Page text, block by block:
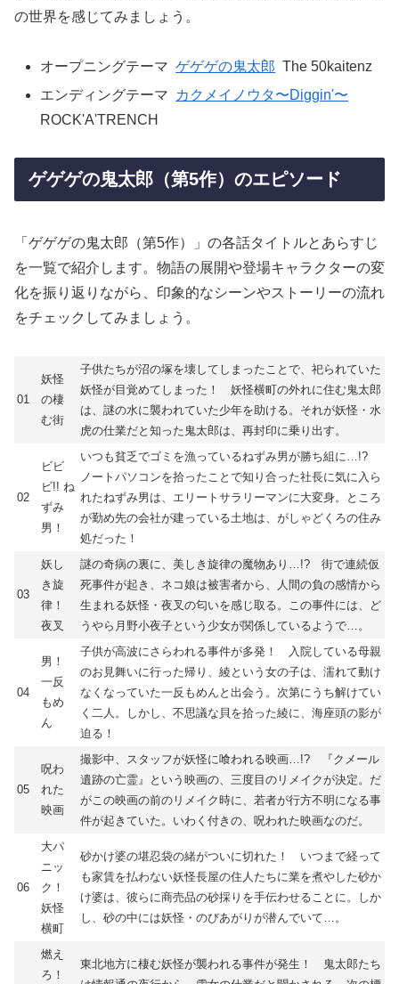
の世界を感じてみましょう。
オープニングテーマ ゲゲゲの鬼太郎 The 50kaitenz
エンディングテーマ
カクメイノウタ〜Diggin'〜
ROCK'A'TRENCH
ゲゲゲの鬼太郎（第5作）のエピソード
「ゲゲゲの鬼太郎（第5作）」の各話タイトルとあらすじ
を一覧で紹介します。物語の展開や登場キャラクターの変
化を振り返りながら、印象的なシーンやストーリーの流れ
をチェックしてみましょう。
01
妖怪
の棲
む街
子供たちが沼の塚を壊してしまったことで、祀られていた
妖怪が目覚めてしまった！ 妖怪横町の外れに住む鬼太郎
は、謎の水に襲われていた少年を助ける。それが妖怪・水
虎の仕業だと知った鬼太郎は、再封印に乗り出す。
02
ビビ
ビ!! ね
ずみ
男！
いつも貧乏でゴミを漁っているねずみ男が勝ち組に…!?
ノートパソコンを拾ったことで知り合った社長に気に入ら
れたねずみ男は、エリートサラリーマンに大変身。ところ
が勤め先の会社が建っている土地は、がしゃどくろの住み
処だった！
03
妖し
き旋
律！
夜叉
謎の奇病の裏に、美しき旋律の魔物あり…!? 街で連続仮
死事件が起き、ネコ娘は被害者から、人間の負の感情から
生まれる妖怪・夜叉の匂いを感じ取る。この事件には、ど
うやら月野小夜子という少女が関係しているようで…。
04
男！
一反
もめ
ん
子供が高波にさらわれる事件が多発！ 入院している母親
のお見舞いに行った帰り、綾という女の子は、濡れて動け
なくなっていた一反もめんと出会う。次第にうち解けてい
く二人。しかし、不思議な貝を拾った綾に、海座頭の影が
迫る！
05
呪わ
れた
映画
撮影中、スタッフが妖怪に喰われる映画…!? 『クメール
遺跡の亡霊』という映画の、三度目のリメイクが決定。だ
がこの映画の前のリメイク時に、若者が行方不明になる事
件が起きていた。いわく付きの、呪われた映画なのだ。
06
大パ
ニッ
ク！
妖怪
横町
砂かけ婆の堪忍袋の緒がついに切れた！ いつまで経って
も家賃を払わない妖怪長屋の住人たちに業を煮やした砂か
け婆は、彼らに商売品の砂採りを手伝わせることに。しか
し、砂の中には妖怪・のびあがりが潜んでいて…。
燃え
ろ！
東北地方に棲む妖怪が襲われる事件が発生！ 鬼太郎たち